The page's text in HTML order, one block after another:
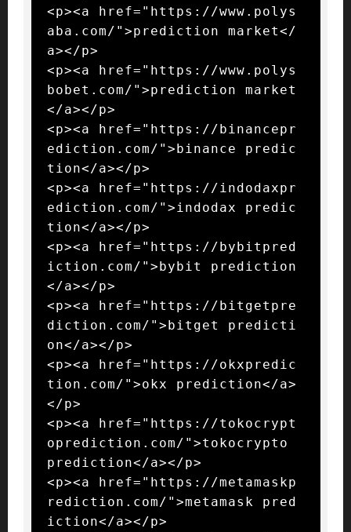
<p><a href="https://www.polys
aba.com/">prediction market</
a></p>
<p><a href="https://www.polys
bobet.com/">prediction market
</a></p>
<p><a href="https://binancepr
ediction.com/">binance predic
tion</a></p>
<p><a href="https://indodaxpr
ediction.com/">indodax predic
tion</a></p>
<p><a href="https://bybitpred
iction.com/">bybit prediction
</a></p>
<p><a href="https://bitgetpre
diction.com/">bitget predicti
on</a></p>
<p><a href="https://okxpredic
tion.com/">okx prediction</a>
</p>
<p><a href="https://tokocrypt
oprediction.com/">tokocrypto
prediction</a></p>
<p><a href="https://metamaskp
rediction.com/">metamask pred
iction</a></p>